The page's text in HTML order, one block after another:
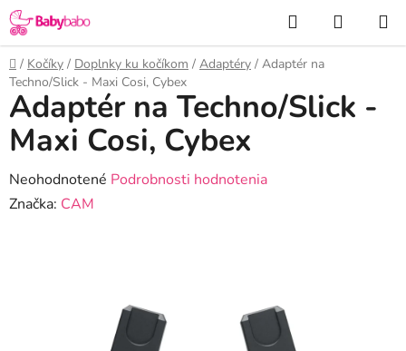
Prejsť
na
obsah
Hľadať
KOŠÍK
Domov
/ Kočíky / Doplnky ku kočíkom / Adaptéry / Adaptér na
Techno/Slick - Maxi Cosi, Cybex
Adaptér na Techno/Slick -
Maxi Cosi, Cybex
Priemerné
hodnotenie
Neohodnotené Podrobnosti hodnotenia
Značka: CAM